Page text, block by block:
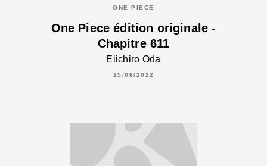
ONE PIECE
One Piece édition originale -
Chapitre 611
Eiichiro Oda
15/06/2022